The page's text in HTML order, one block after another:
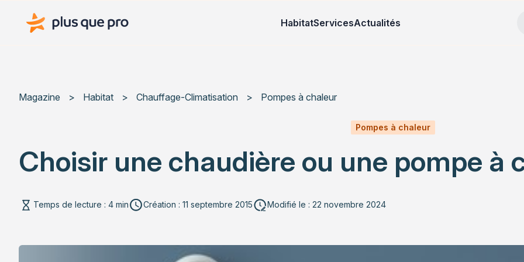
Plus que pro Mag'
HabitatServicesActualités
Magazine > Habitat > Chauffage-Climatisation > Pompes à chaleur
Pompes à chaleur
Choisir une chaudière ou une pompe à
Temps de lecture : 4 min Création : 11 septembre 2015 Modifié le : 22 novembre 2024